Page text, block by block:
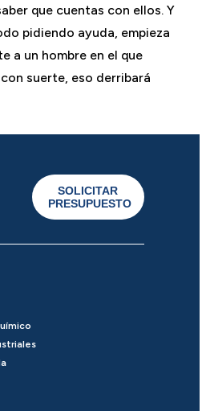
que cuentas con ellos. Y
pidiendo ayuda, empieza
a un hombre en el que
suerte, eso derribará
SOLICITAR
PRESUPUESTO